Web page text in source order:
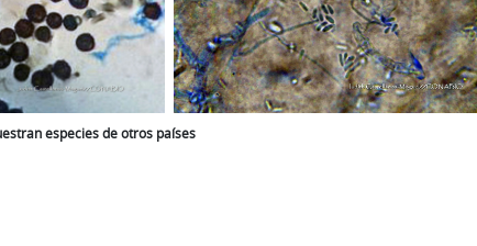
especies de otros países